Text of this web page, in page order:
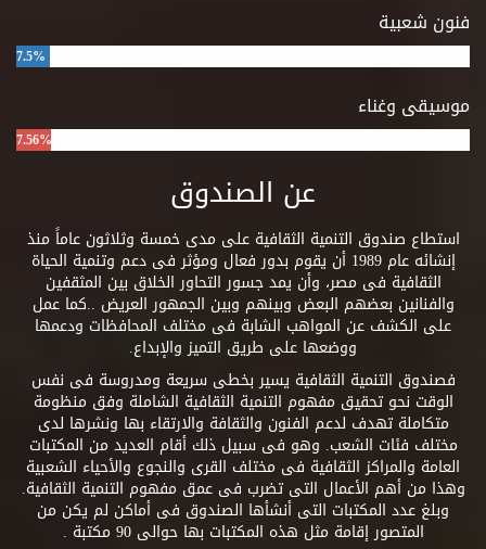
فنون شعبية
7.5%
موسيقى وغناء
7.56%
عن الصندوق
استطاع صندوق التنمية الثقافية على مدى خمسة وثلاثون عاماً منذ
إنشائه عام 1989 أن يقوم بدور فعال ومؤثر فى دعم وتنمية الحياة
الثقافية فى مصر، وأن يمد جسور التحاور الخلاق بين المثقفين
والفنانين بعضهم البعض وبينهم وبين الجمهور العريض ..كما عمل
على الكشف عن المواهب الشابة فى مختلف المحافظات ودعمها
ووضعها على طريق التميز والإبداع.
فصندوق التنمية الثقافية يسير بخطى سريعة ومدروسة فى نفس
الوقت نحو تحقيق مفهوم التنمية الثقافية الشاملة وفق منظومة
متكاملة تهدف لدعم الفنون والثقافة والارتقاء بها ونشرها لدى
مختلف فئات الشعب. وهو فى سبيل ذلك أقام العديد من المكتبات
العامة والمراكز الثقافية فى مختلف القرى والنجوع والأحياء الشعبية
وهذا من أهم الأعمال التى تضرب فى عمق مفهوم التنمية الثقافية.
وبلغ عدد المكتبات التى أنشأها الصندوق فى أماكن لم يكن من
المتصور إقامة مثل هذه المكتبات بها حوالى 90 مكتبة .